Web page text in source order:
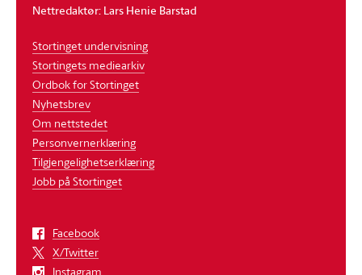
Nettredaktør: Lars Henie Barstad
Stortinget undervisning
Stortingets mediearkiv
Ordbok for Stortinget
Nyhetsbrev
Om nettstedet
Personvernerklæring
Tilgjengelighetserklæring
Jobb på Stortinget
Facebook
X/Twitter
Instagram